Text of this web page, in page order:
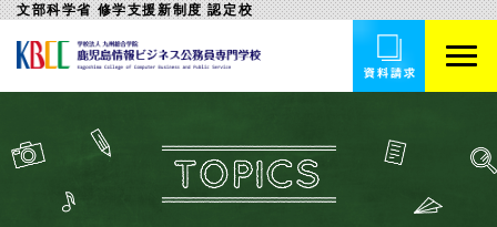
文部科学省 修学支援新制度 認定校